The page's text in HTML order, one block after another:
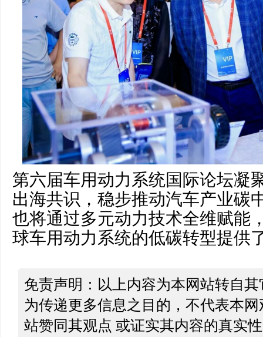
第六届车用动力系统国际论坛凝
出海共识，稳步推动汽车产业碳
也将通过多元动力技术全维赋能
球车用动力系统的低碳转型提供
免责声明：以上内容为本网站转自
为传递更多信息之目的，不代表本
站赞同其观点 或证实其内容的真实